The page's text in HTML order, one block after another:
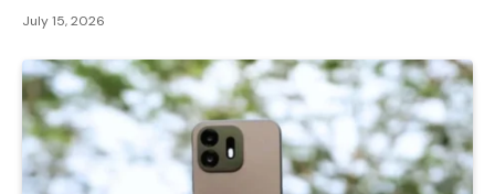
July 15, 2026